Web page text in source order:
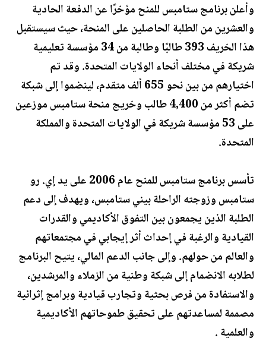
وأعلن برنامج ستامبس للمنح مؤخرًا عن الدفعة الحادية
والعشرين من الطلبة الحاصلين على المنحة، حيث سيستقبل
هذا الخريف 393 طالبًا وطالبة من 34 مؤسسة تعليمية
شريكة في مختلف أنحاء الولايات المتحدة. وقد تم
اختيارهم من بين نحو 655 ألف متقدم، لينضموا إلى شبكة
تضم أكثر من 4,400 طالب وخريج منحة ستامبس موزعين
على 53 مؤسسة شريكة في الولايات المتحدة والمملكة
المتحدة.
تأسس برنامج ستامبس للمنح عام 2006 على يد إي. رو
ستامبس وزوجته الراحلة بيني ستامبس، ويهدف إلى دعم
الطلبة الذين يجمعون بين التفوق الأكاديمي والقدرات
القيادية والرغبة في إحداث أثر إيجابي في مجتمعاتهم
والعالم من حولهم. وإلى جانب الدعم المالي، يتيح البرنامج
لطلابه الانضمام إلى شبكة وطنية من الزملاء والمرشدين،
والاستفادة من فرص بحثية وتجارب قيادية وبرامج إثرائية
مصممة لمساعدتهم على تحقيق طموحاتهم الأكاديمية
والعلمية .